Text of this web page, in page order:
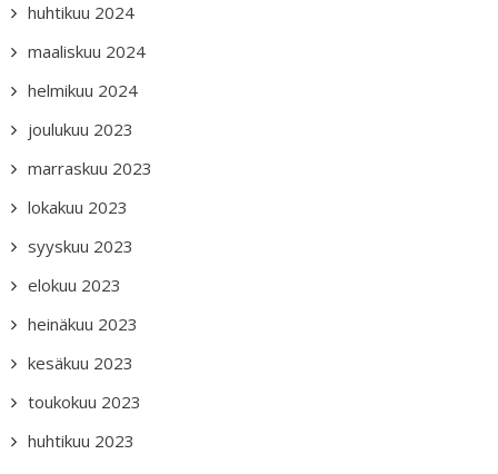
huhtikuu 2024
maaliskuu 2024
helmikuu 2024
joulukuu 2023
marraskuu 2023
lokakuu 2023
syyskuu 2023
elokuu 2023
heinäkuu 2023
kesäkuu 2023
toukokuu 2023
huhtikuu 2023